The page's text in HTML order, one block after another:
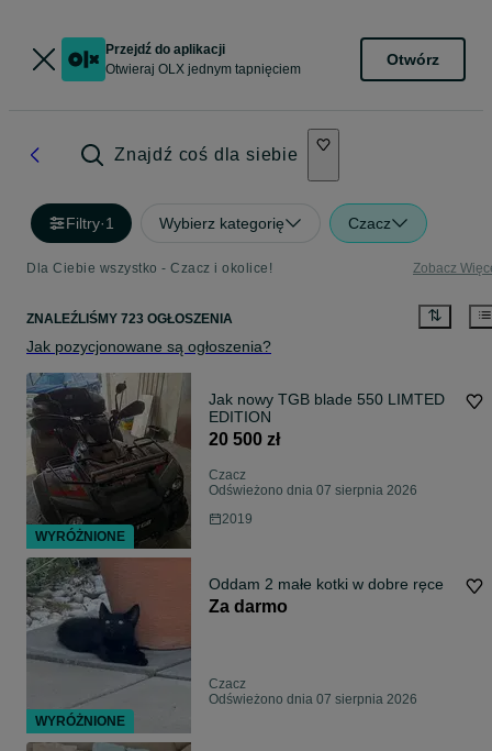
Przejdź do aplikacji
Otwieraj OLX jednym tapnięciem
Otwórz
Znajdź coś dla siebie
Filtry·1 Wybierz kategorię Czacz
Dla Ciebie wszystko - Czacz i okolice! Zobacz
ZNALEŹLIŚMY 723 OGŁOSZENIA
Jak pozycjonowane są ogłoszenia?
Jak nowy TGB blade 550 LIMTED
EDITION
20 500 zł
Czacz
Odświeżono dnia 07 sierpnia 2026
2019
Oddam 2 małe kotki w dobre ręce
Za darmo
Czacz
Odświeżono dnia 07 sierpnia 2026
WYRÓŻNIONE
WYRÓŻNIONE